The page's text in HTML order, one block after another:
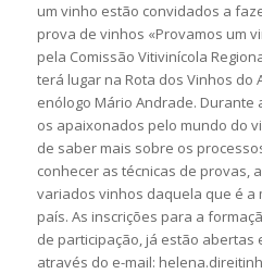
um vinho estão convidados a
prova de vinhos «Provamos um
pela Comissão Vitivinícola
terá lugar na Rota dos Vinhos do
enólogo Mário Andrade. Durante
os apaixonados pelo mundo do
de saber mais sobre os
conhecer as técnicas de provas,
variados vinhos daquela que é a
país. As inscrições para a
de participação, já estão
através do e-mail: